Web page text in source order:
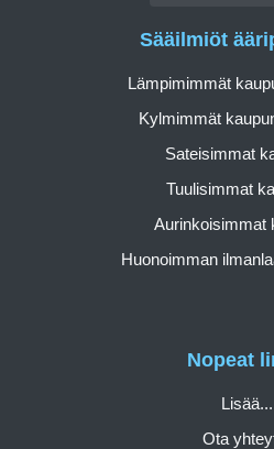
Nopeat
Lisää...
Ota
Sääilmiöt
Lämpimimmät
Kylmimmät
Sateisimmat
Tuulisimmat
Aurinkoisimmat
Huonoimman